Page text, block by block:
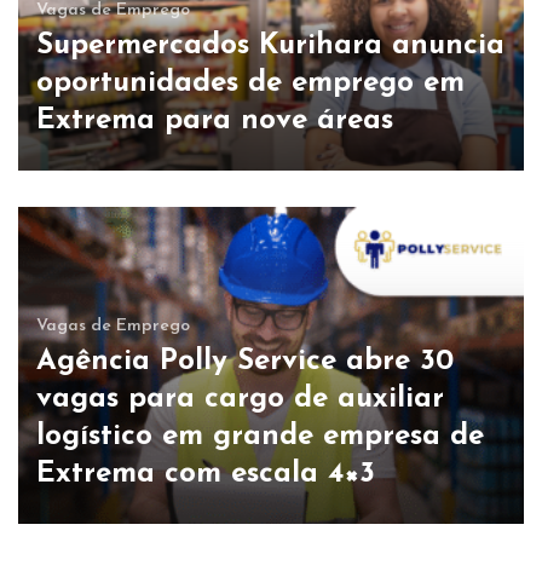
Vagas de Emprego
Supermercados Kurihara anuncia
oportunidades de emprego em
Extrema para nove áreas
Vagas de Emprego
Agência Polly Service abre 30
vagas para cargo de auxiliar
logístico em grande empresa de
Extrema com escala 4×3